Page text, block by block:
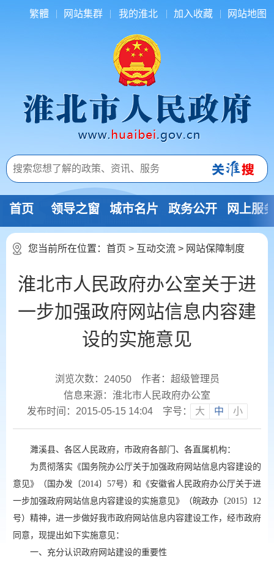
繁體 网站集群 我的淮北 加入收藏 网站地图
首页 领导之窗 城市名片 政务公开 网上服
您当前所在位置： 首页 > 互动交流 > 网站保障制度
淮北市人民政府办公室关于进
一步加强政府网站信息内容建
设的实施意见
浏览次数： 24050
作者：超级管理员
信息来源：淮北市人民政府办公室
发布时间：2015-05-15 14:04
字号： 大 中 小
濉溪县、各区人民政府，市政府各部门、各直属机构：
为贯彻落实《国务院办公厅关于加强政府网站信息内容建设的
意见》（国办发〔2014〕57号）和《安徽省人民政府办公厅关于进
一步加强政府网站信息内容建设的实施意见》（皖政办〔2015〕12
号）精神，进一步做好我市政府网站信息内容建设工作，经市政府
同意，现提出如下实施意见：
一、充分认识政府网站建设的重要性